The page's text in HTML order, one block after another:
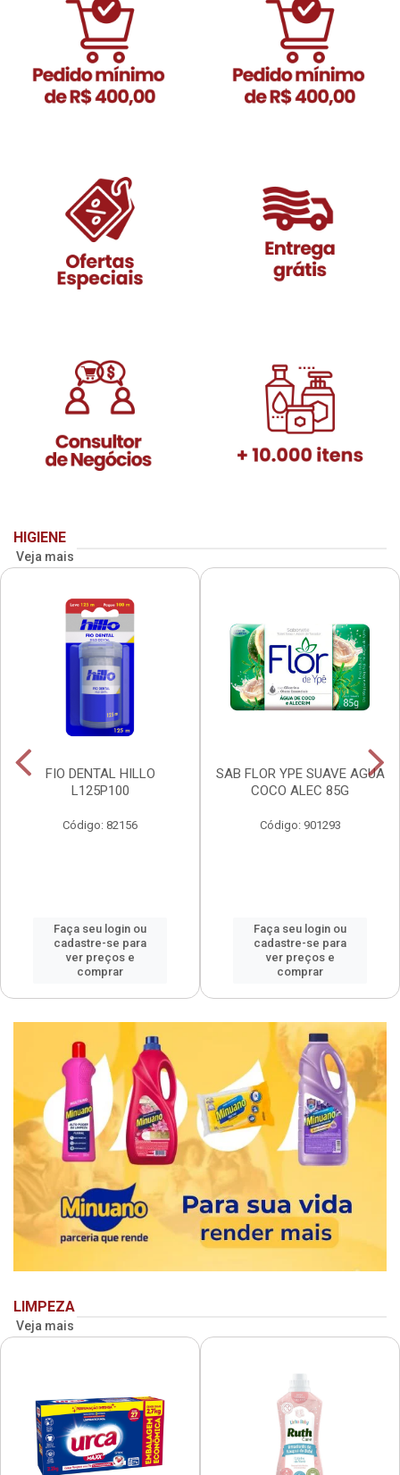
HIGIENE
Veja mais
FIO DENTAL HILLO
L125P100
Código: 82156
Faça seu login ou
cadastre-se para
ver preços e
comprar
SAB FLOR YPE SUAVE AGUA
COCO ALEC 85G
Código: 901293
Faça seu login ou
cadastre-se para
ver preços e
comprar
LIMPEZA
Veja mais